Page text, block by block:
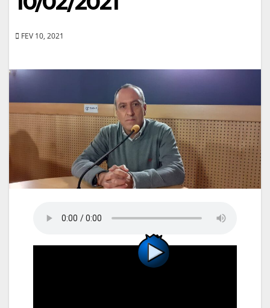
FEV 10, 2021